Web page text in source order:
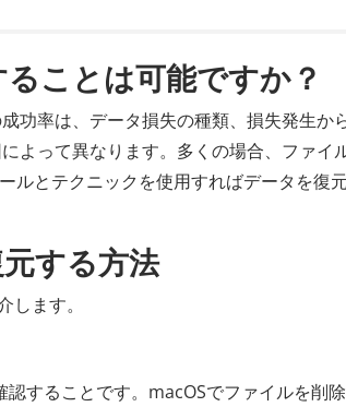
ことは可能ですか？
功率は、データ損失の種類、損失発生か
よって異なります。多くの場合、ファイ
ルとテクニックを使用すればデータを復
する方法
ます。
することです。macOSでファイルを削